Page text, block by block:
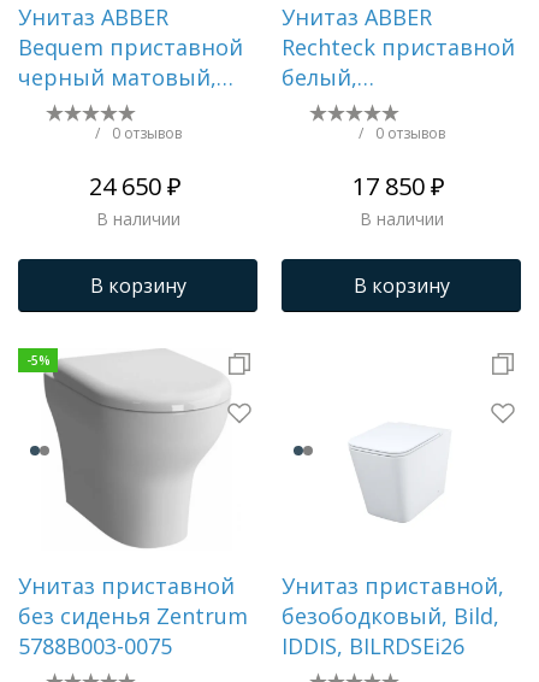
Унитаз ABBER
Bequem приставной
черный матовый,
безободковый, смыв
торнадо AC1111TMB
/ 0 отзывов
24 650 ₽
В наличии
В корзину
Унитаз ABBER
Rechteck приставной
белый,
безободковый
/ 0 отзывов
17 850 ₽
В наличии
В корзину
-5%
Унитаз приставной
без сиденья Zentrum
5788B003-0075
Унитаз приставной,
безободковый, Bild,
IDDIS, BILRDSEi26